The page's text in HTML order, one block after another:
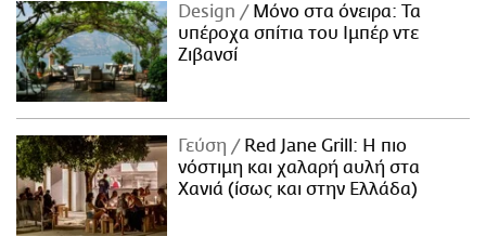
Design
Μόνο στα όνειρα: Τα
υπέροχα σπίτια του Ιμπέρ ντε
Ζιβανσί
Γεύση
Red Jane Grill: Η πιο
νόστιμη και χαλαρή αυλή στα
Χανιά (ίσως και στην Ελλάδα)